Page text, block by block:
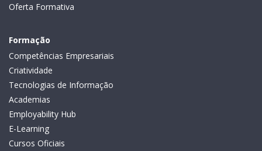
Oferta Formativa
Formação
Competências Empresariais
Criatividade
Tecnologias de Informação
Academias
Employability Hub
E-Learning
Cursos Oficiais